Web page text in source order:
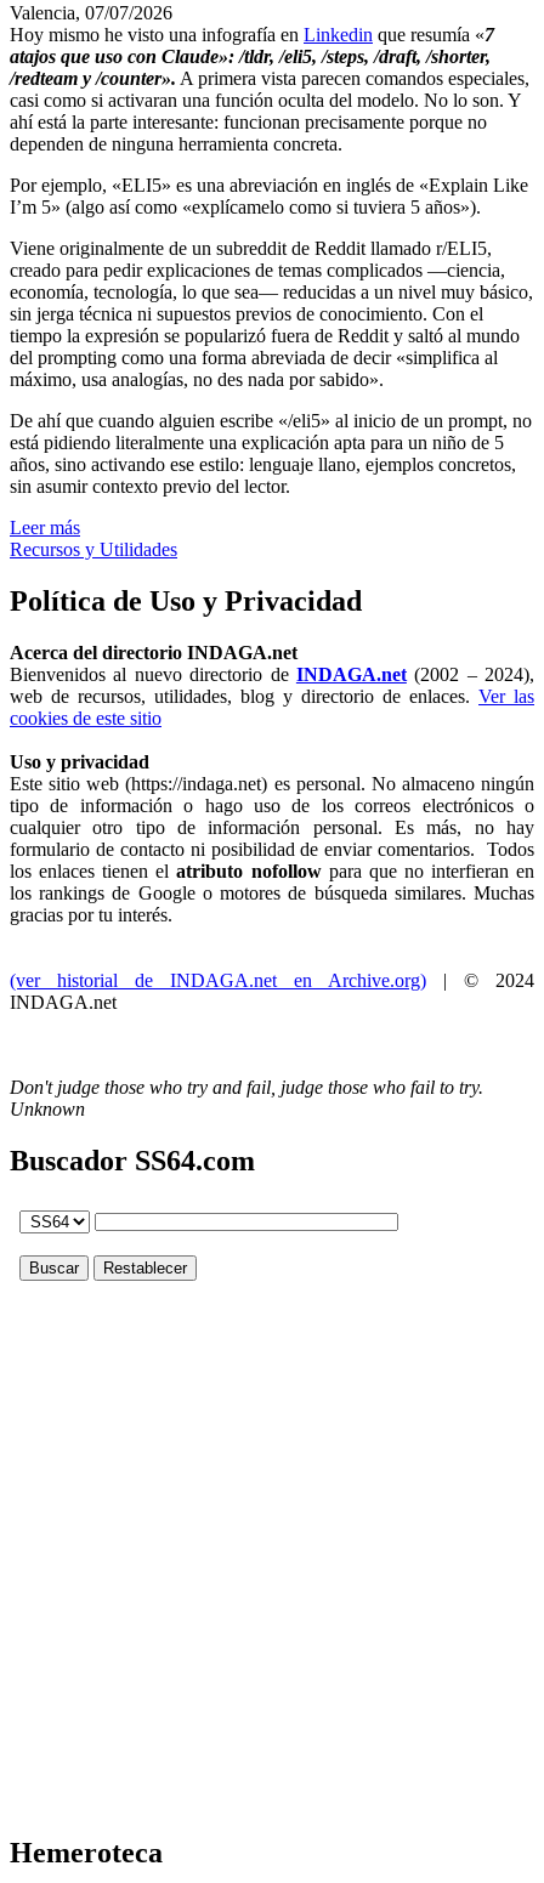
Valencia, 07/07/2026
Hoy mismo he visto una infografía en Linkedin que resumía «7
atajos que uso con Claude»: /tldr, /eli5, /steps, /draft, /shorter,
/redteam y /counter». A primera vista parecen comandos especiales,
casi como si activaran una función oculta del modelo. No lo son. Y
ahí está la parte interesante: funcionan precisamente porque no
dependen de ninguna herramienta concreta.
Por ejemplo, «ELI5» es una abreviación en inglés de «Explain Like
I’m 5» (algo así como «explícamelo como si tuviera 5 años»).
Viene originalmente de un subreddit de Reddit llamado r/ELI5,
creado para pedir explicaciones de temas complicados —ciencia,
economía, tecnología, lo que sea— reducidas a un nivel muy básico,
sin jerga técnica ni supuestos previos de conocimiento. Con el
tiempo la expresión se popularizó fuera de Reddit y saltó al mundo
del prompting como una forma abreviada de decir «simplifica al
máximo, usa analogías, no des nada por sabido».
De ahí que cuando alguien escribe «/eli5» al inicio de un prompt, no
está pidiendo literalmente una explicación apta para un niño de 5
años, sino activando ese estilo: lenguaje llano, ejemplos concretos,
sin asumir contexto previo del lector.
Leer más
Recursos y Utilidades
Política de Uso y Privacidad
Acerca del directorio INDAGA.net
Bienvenidos al nuevo directorio de INDAGA.net(2002 – 2024),
web de recursos, utilidades, blog y directorio de enlaces. Ver las
cookies de este sitio
Uso y privacidad
Este sitio web (https://indaga.net) es personal. No almaceno ningún
tipo de información o hago uso de los correos electrónicos o
cualquier otro tipo de información personal. Es más, no hay
formulario de contacto ni posibilidad de enviar comentarios. Todos
los enlaces tienen elatributo nofollowpara que no interfieran en
los rankings de Google o motores de búsqueda similares. Muchas
gracias por tu interés.
(ver historial de INDAGA.net en Archive.org) | © 2024
INDAGA.net
Don't judge those who try and fail, judge those who fail to try.
Unknown
Buscador SS64.com
Hemeroteca